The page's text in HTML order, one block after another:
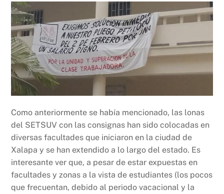
Como anteriormente se había mencionado, las lonas
del SETSUV con las consignas han sido colocadas en
diversas facultades que iniciaron en la ciudad de
Xalapa y se han extendido a lo largo del estado. Es
interesante ver que, a pesar de estar expuestas en
facultades y zonas a la vista de estudiantes (los pocos
que frecuentan, debido al periodo vacacional y la